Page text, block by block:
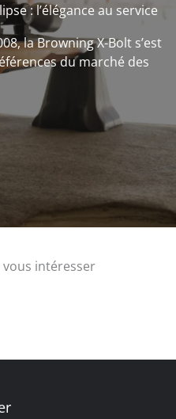
: l’élégance au service
la Browning X-Bolt s’est
du marché des
intéresser